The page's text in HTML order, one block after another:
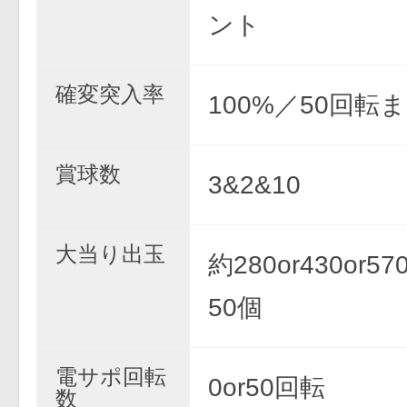
ント
確変突入率 100%／50回転
賞球数 3&2&10
大当り出玉
約
50個
電サポ回転
数
0or50回転